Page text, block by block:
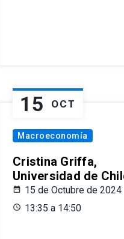
15 OCT
Macroeconomía
Cristina Griffa,
Universidad de
15 de Octubre de 2024
13:35 a 14:50